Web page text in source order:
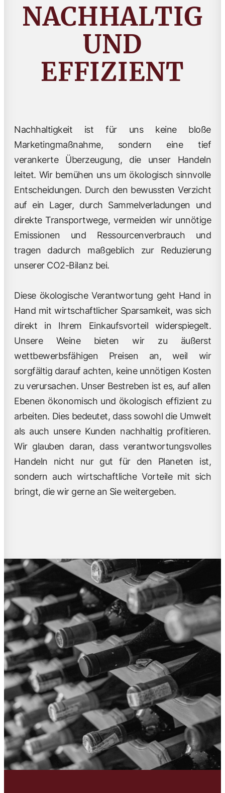
NACHHALTIG
UND
EFFIZIENT
Nachhaltigkeit ist für uns keine bloße
Marketingmaßnahme, sondern eine tief
verankerte Überzeugung, die unser Handeln
leitet. Wir bemühen uns um ökologisch sinnvolle
Entscheidungen. Durch den bewussten Verzicht
auf ein Lager, durch Sammelverladungen und
direkte Transportwege, vermeiden wir unnötige
Emissionen und Ressourcenverbrauch und
tragen dadurch maßgeblich zur Reduzierung
unserer CO2-Bilanz bei.
Diese ökologische Verantwortung geht Hand in
Hand mit wirtschaftlicher Sparsamkeit, was sich
direkt in Ihrem Einkaufsvorteil widerspiegelt.
Unsere Weine bieten wir zu äußerst
wettbewerbsfähigen Preisen an, weil wir
sorgfältig darauf achten, keine unnötigen Kosten
zu verursachen. Unser Bestreben ist es, auf allen
Ebenen ökonomisch und ökologisch effizient zu
arbeiten. Dies bedeutet, dass sowohl die Umwelt
als auch unsere Kunden nachhaltig profitieren.
Wir glauben daran, dass verantwortungsvolles
Handeln nicht nur gut für den Planeten ist,
sondern auch wirtschaftliche Vorteile mit sich
bringt, die wir gerne an Sie weitergeben.